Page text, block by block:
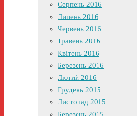
Серпень 2016
Липень 2016
Червень 2016
Травень 2016
Квітень 2016
Березень 2016
Лютий 2016
Грудень 2015
Листопад 2015
Березень 2015